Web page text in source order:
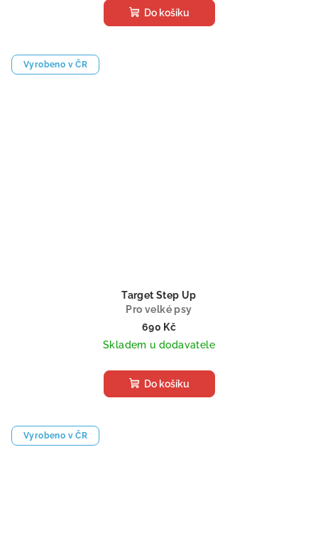
Do košíku
Vyrobeno v ČR
Target Step Up
Pro velké psy
690 Kč
Skladem u dodavatele
Do košíku
Vyrobeno v ČR